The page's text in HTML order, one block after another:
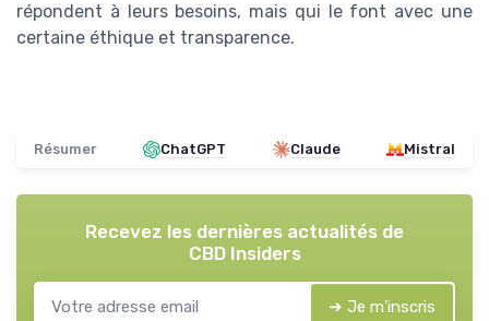
répondent à leurs besoins, mais qui le font avec une
certaine éthique et transparence.
Résumer ChatGPT Claude Mistral
Recevez les dernières actualités de
CBD Insiders
➔ Je m'inscris